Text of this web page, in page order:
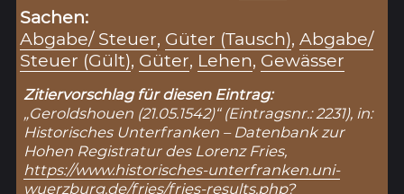
Sachen:
Abgabe/ Steuer, Güter (Tausch),Abgabe/
Steuer (Gült), Güter, Lehen, Gewässer
Zitiervorschlag für diesen Eintrag:
„Geroldshouen (21.05.1542)“ (Eintragsnr.: 2231), in:
Historisches Unterfranken – Datenbank zur
Hohen Registratur des Lorenz Fries,
https://www.historisches-unterfranken.uni-
wuerzburg.de/fries/fries-results.php?